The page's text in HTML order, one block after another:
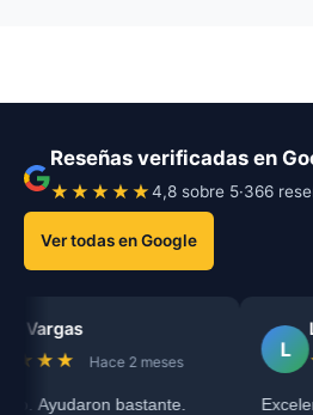
Reseñas verificadas en
★★★★★4,8 sobre 5·366
Ver todas en Google
Vargas
Hace 2 meses
Ayudaron bastante.
L